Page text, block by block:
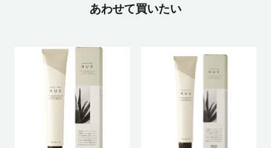
あわせて買いたい